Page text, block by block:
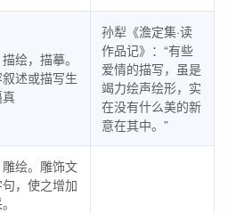
绘，描摹。
述或描写生
孙犁《澹定集·读
作品记》：“有些
爱情的描写，虽是
竭力绘声绘形，实
在没有什么美的新
意在其中。”
绘。雕饰文
，使之增加